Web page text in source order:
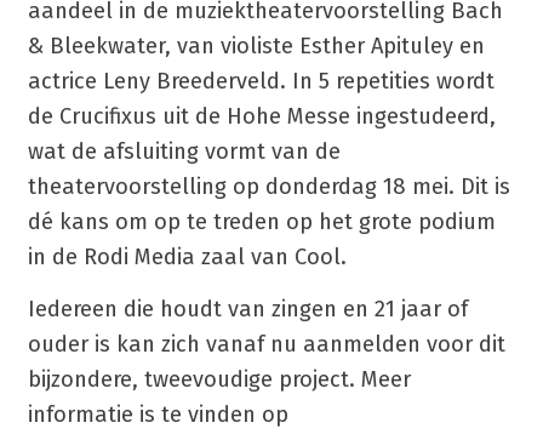
aandeel in de muziektheatervoorstelling Bach
& Bleekwater, van violiste Esther Apituley en
actrice Leny Breederveld. In 5 repetities wordt
de Crucifixus uit de Hohe Messe ingestudeerd,
wat de afsluiting vormt van de
theatervoorstelling op donderdag 18 mei. Dit is
dé kans om op te treden op het grote podium
in de Rodi Media zaal van Cool.
Iedereen die houdt van zingen en 21 jaar of
ouder is kan zich vanaf nu aanmelden voor dit
bijzondere, tweevoudige project. Meer
informatie is te vinden op